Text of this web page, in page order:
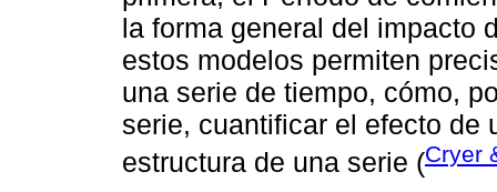
la forma general del impacto
estos modelos permiten
una serie de tiempo, cómo,
serie, cuantificar el efecto de
estructura de una serie (Cryer